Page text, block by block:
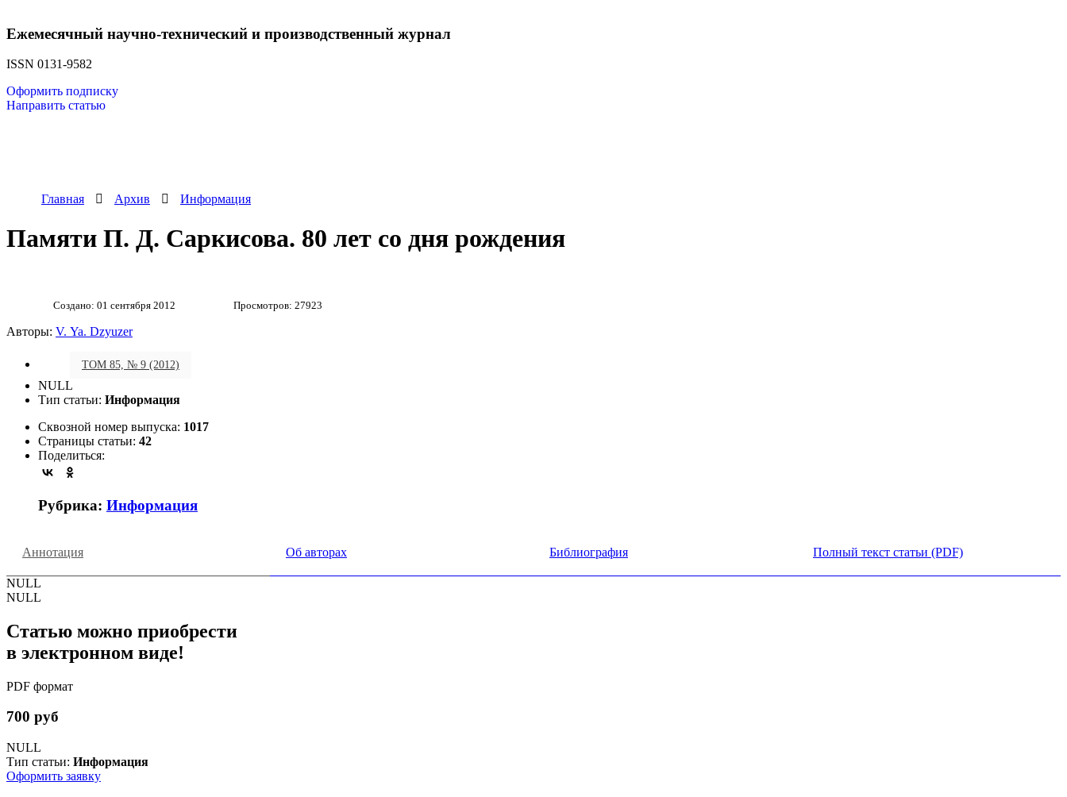
Ежемесячный научно-технический и производственный журнал
ISSN 0131-9582
Оформить подписку
Направить статью
Главная Архив Информация
Памяти П. Д. Саркисова. 80 лет со дня рождения
Создано: 01 сентября 2012 Просмотров: 27923
Авторы: V. Ya. Dzyuzer
ТОМ 85, № 9 (2012)
NULL
Тип статьи: Информация
Сквозной номер выпуска: 1017
Страницы статьи: 42
Поделиться:
Рубрика: Информация
Аннотация Об авторах Библиография Полный текст статьи (PDF)
NULL
NULL
Статью можно приобрести
в электронном виде!
PDF формат
700 руб
NULL
Тип статьи: Информация
Оформить заявку